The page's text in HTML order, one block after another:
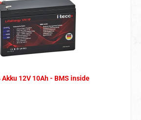
Akku 12V 10Ah - BMS inside